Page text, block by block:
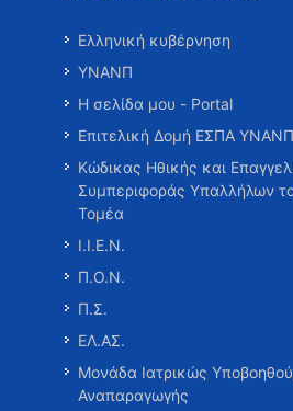
Ελληνική κυβέρνηση
ΥΝΑΝΠ
Η σελίδα μου - Portal
Επιτελική Δομή ΕΣΠΑ ΥΝΑΝΠ
Κώδικας Ηθικής και
Συμπεριφοράς Υπαλλήλων
Τομέα
Ι.Ι.Ε.Ν.
Π.Ο.Ν.
Π.Σ.
ΕΛ.ΑΣ.
Μονάδα Ιατρικώς
Αναπαραγωγής